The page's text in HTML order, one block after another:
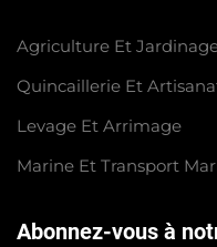
Agriculture Et
Quincaillerie Et
Levage Et Arrimage
Marine Et Transport
Abonnez-vous à